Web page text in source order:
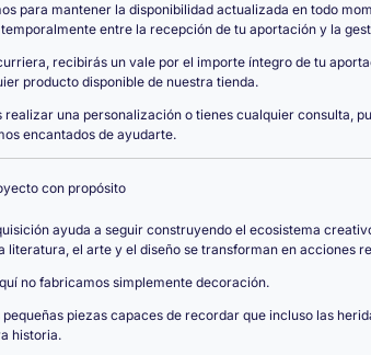
para mantener la disponibilidad actualizada en todo
entre la recepción de tu aportación y la
recibirás un vale por el importe íntegro de tu
producto disponible de nuestra tienda.
realizar una personalización o tienes cualquier consulta,
encantados de ayudarte.
con propósito
ayuda a seguir construyendo el ecosistema
literatura, el arte y el diseño se transforman en acciones
no fabricamos simplemente decoración.
piezas capaces de recordar que incluso las
historia.